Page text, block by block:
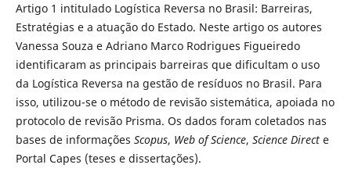
Artigo 1 intitulado Logística Reversa no Brasil: Barreiras,
Estratégias e a atuação do Estado. Neste artigo os autores
Vanessa Souza e Adriano Marco Rodrigues Figueiredo
identificaram as principais barreiras que dificultam o uso
da Logística Reversa na gestão de resíduos no Brasil. Para
isso, utilizou-se o método de revisão sistemática, apoiada no
protocolo de revisão Prisma. Os dados foram coletados nas
bases de informações Scopus, Web of Science, Science Directe
Portal Capes (teses e dissertações).